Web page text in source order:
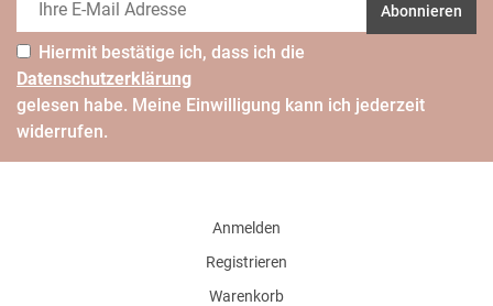
Abonnieren
Hiermit bestätige ich, dass ich die
Daten­schutz­erklärung
gelesen habe. Meine Einwilligung kann ich jederzeit
widerrufen.
Anmelden
Registrieren
Warenkorb